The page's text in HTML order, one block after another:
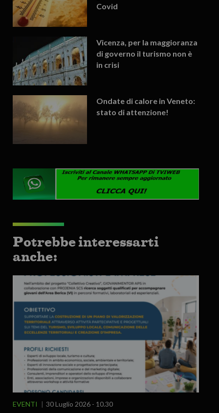
Covid
Vicenza, per la maggioranza
di governo il turismo non è
in crisi
Ondate di calore in Veneto:
stato di attenzione!
Potrebbe interessarti
anche:
EVENTI 30 Luglio 2026 - 10.30